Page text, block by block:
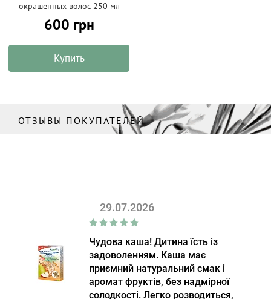
окрашенных волос 250 мл
600 грн
Купить
ОТЗЫВЫ ПОКУПАТЕЛЕЙ
29.07.2026
Чудова каша! Дитина їсть із
задоволенням. Каша має
приємний натуральний смак і
аромат фруктів, без надмірної
солодкості. Легко розводиться,